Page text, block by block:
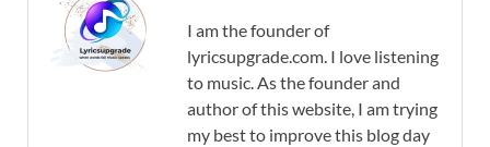
I am the founder of
lyricsupgrade.com. I love listening
to music. As the founder and
author of this website, I am trying
my best to improve this blog day